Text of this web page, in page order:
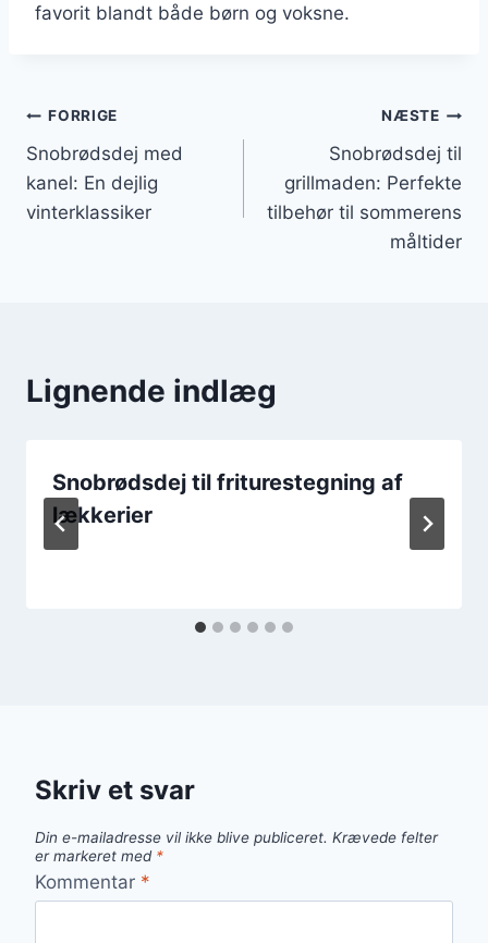
favorit blandt både børn og voksne.
Indlægsnavigation
FORRIGE
Snobrødsdej med
kanel: En dejlig
vinterklassiker
NÆSTE
Snobrødsdej til
grillmaden: Perfekte
tilbehør til sommerens
måltider
Lignende indlæg
Snobrødsdej til friturestegning af
lækkerier
Skriv et svar
Din e-mailadresse vil ikke blive publiceret. Krævede felter
er markeret med *
Kommentar *